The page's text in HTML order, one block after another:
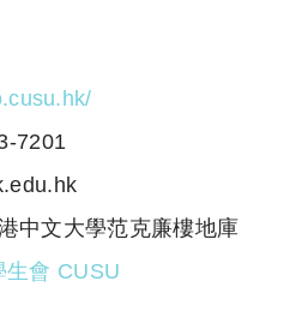
7201
中文大學范克廉樓地庫
生會 CUSU